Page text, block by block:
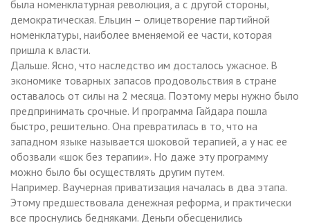
была номенклатурная революция, а с другой стороны,
демократическая. Ельцин – олицетворение партийной
номенклатуры, наиболее вменяемой ее части, которая
пришла к власти.
Дальше. Ясно, что наследство им досталось ужасное. В
экономике товарных запасов продовольствия в стране
оставалось от силы на 2 месяца. Поэтому меры нужно было
предпринимать срочные. И программа Гайдара пошла
быстро, решительно. Она превратилась в то, что на
западном языке называется шоковой терапией, а у нас ее
обозвали «шок без терапии». Но даже эту программу
можно было бы осуществлять другим путем.
Например. Ваучерная приватизация началась в два этапа.
Этому предшествовала денежная реформа, и практически
все проснулись бедняками. Деньги обесценились